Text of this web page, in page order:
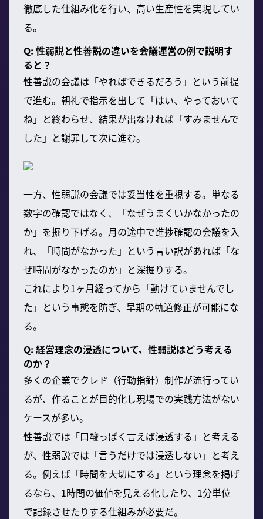
徹底した仕組み化を行い、高い生産性を実現してい
る。
Q: 性弱説と性善説の違いを会議運営の例で説明す
ると？
性善説の会議は「やればできるだろう」という前提
で進む。朝礼で指示を出して「はい、やっておいて
ね」と終わらせ、結果が出なければ「すみませんで
した」と謝罪して次に進む。
一方、性弱説の会議では妥当性を重視する。単なる
数字の確認ではなく、「なぜうまくいかなかったの
か」を掘り下げる。月の途中で進捗確認の会議を入
れ、「時間がなかった」という言い訳があれば「な
ぜ時間がなかったのか」と深掘りする。
これにより1ヶ月経ってから「動けていませんでし
た」という事態を防ぎ、早期の軌道修正が可能にな
る。
Q: 経営理念の浸透について、性弱説はどう考える
のか？
多くの企業でクレド（行動指針）制作が流行ってい
るが、作ることが目的化し現場での実践方法がない
ケースが多い。
性善説では「口酸っぱく言えば浸透する」と考える
が、性弱説では「言うだけでは浸透しない」と考え
る。例えば「時間を大切にする」という理念を掲げ
るなら、1時間の価値を見える化したり、1分単位
で記録させたりする仕組みが必要だ。